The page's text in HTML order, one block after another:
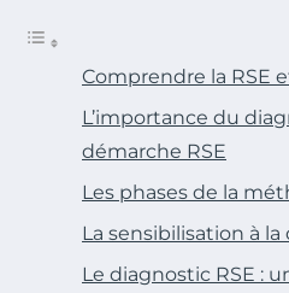
Comprendre la RSE
L’importance du
démarche RSE
Les phases de la
La sensibilisation à la
Le diagnostic RSE :